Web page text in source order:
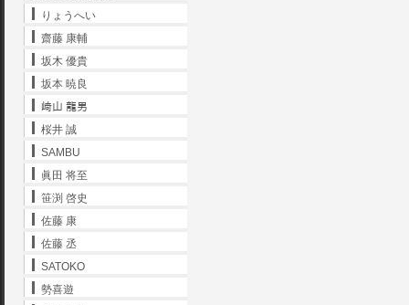
りょうへい
齋藤 康輔
坂木 優貴
坂本 暁良
﨑山 龍男
桜井 誠
SAMBU
眞田 将至
笹渕 啓史
佐藤 康
佐藤 丞
SATOKO
勢喜遊